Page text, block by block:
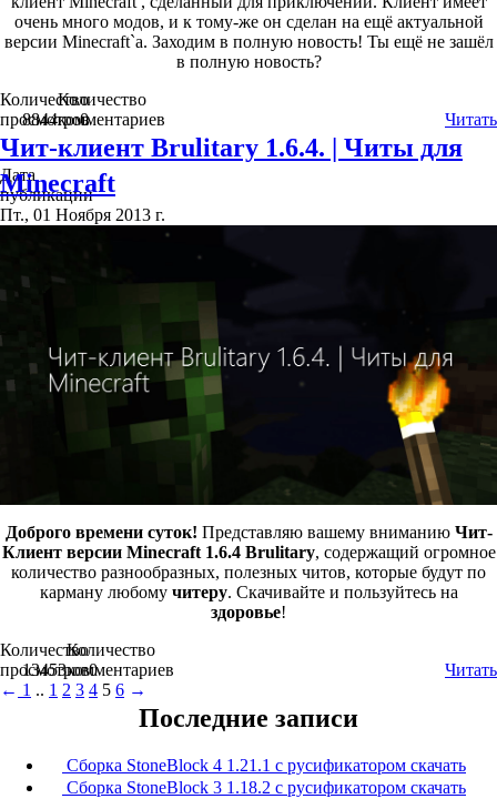
очень много модов, и к тому-же он сделан на ещё актуальной
версии Minecraft`a. Заходим в полную новость! Ты ещё не зашёл
в полную новость?
Количество
просмотров
8844
Количество
комментариев
0 Читать
Чит-клиент Brulitary 1.6.4. | Читы для
Minecraft
Дата
публикации
Пт., 01 Ноября 2013 г.
Доброго времени суток! Представляю вашему вниманию Чит-
Клиент версии Minecraft 1.6.4 Brulitary, содержащий огромное
количество разнообразных, полезных читов, которые будут по
карману любому читеру. Скачивайте и пользуйтесь на
здоровье!
Количество
просмотров
13453
Количество
комментариев
0
Читать
← 1 .. 1 2 3 4 5 6 →
Последние записи
Сборка StoneBlock 4 1.21.1 с русификатором скачать
Сборка StoneBlock 3 1.18.2 с русификатором скачать